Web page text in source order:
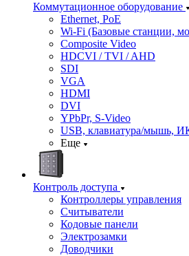
Коммутационное оборудование
Ethernet, PoE
Wi-Fi (Базовые станции,
Composite Video
HDCVI / TVI / AHD
SDI
VGA
HDMI
DVI
YPbPr, S-Video
USB, клавиатура/мышь,
Еще
Контроль доступа
Контроллеры управления
Считыватели
Кодовые панели
Электрозамки
Доводчики